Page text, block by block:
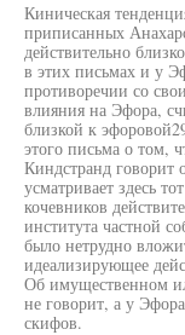
Киническая
приписанных
действительно
в этих письмах и у
противоречии со
влияния на Эфора,
близкой к
этого письма о том,
Киндстранд говорит
усматривает здесь
кочевников
института частной
было нетрудно
идеализирующее
Об имущественном
не говорит, а у
скифов.